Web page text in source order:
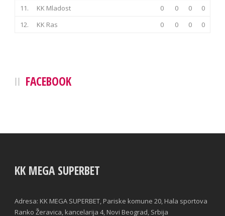
11.
KK Mladost 0 0 0
0
12.
KK Ras 0 0 0 0
FACEBOOK
KK MEGA SUPERBET
Adresa: KK MEGA SUPERBET, Pariske komune 20, Hala sportova
Ranko Žeravica, kancelarija 4, Novi Beograd, Srbija